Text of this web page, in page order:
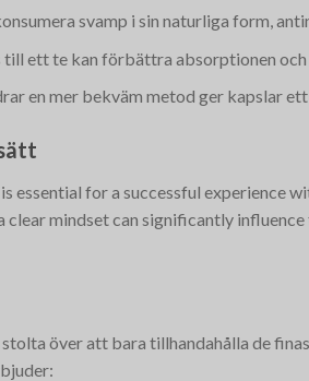
svamp i sin naturliga form,
ett te kan förbättra absorptionen och
en mer bekväm metod ger kapslar
essential for a successful experience
clear mindset can significantly
över att bara tillhandahålla de